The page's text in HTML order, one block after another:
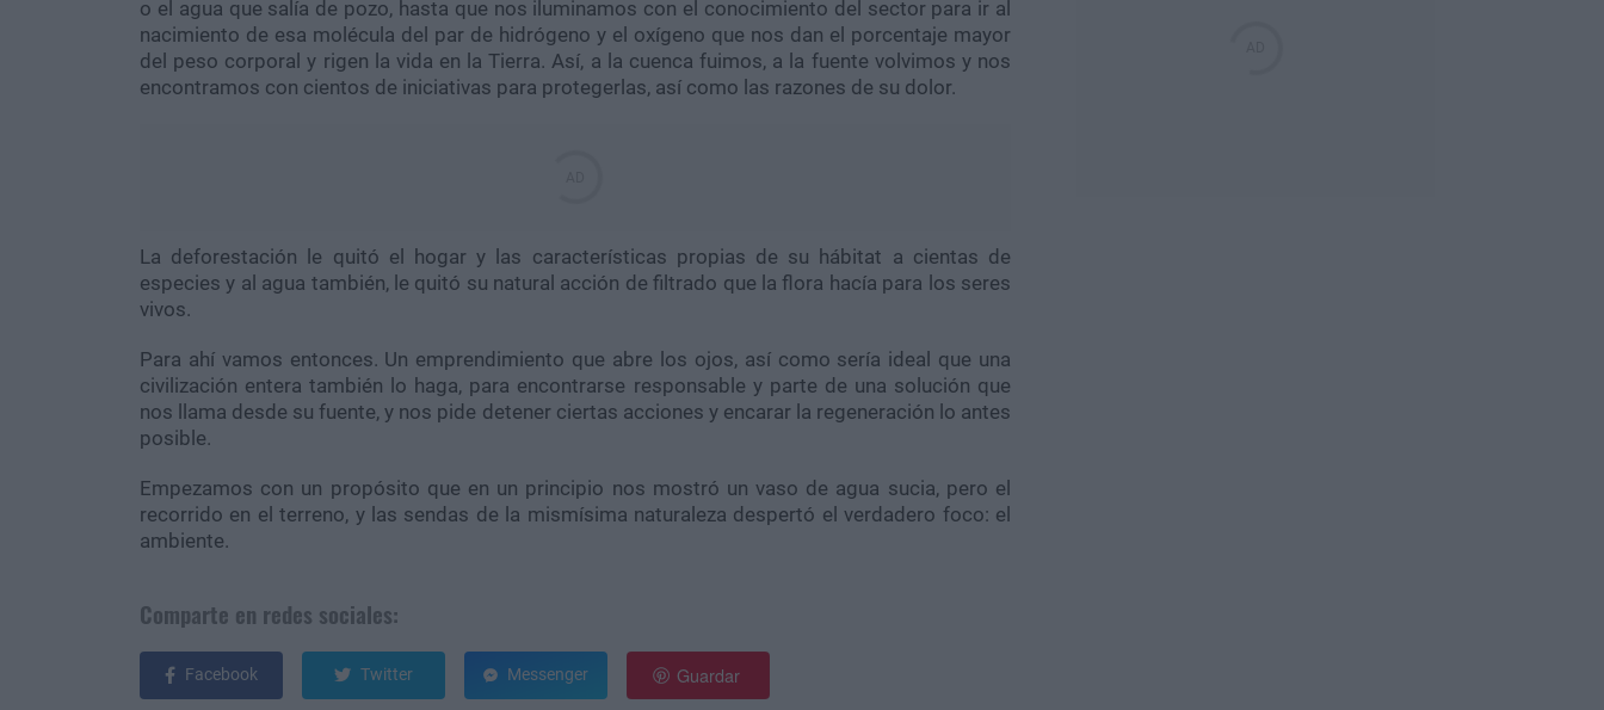
o el agua que salía de pozo, hasta que nos iluminamos con el conocimiento del sector para ir al
nacimiento de esa molécula del par de hidrógeno y el oxígeno que nos dan el porcentaje mayor
del peso corporal y rigen la vida en la Tierra. Así, a la cuenca fuimos, a la fuente volvimos y nos
encontramos con cientos de iniciativas para protegerlas, así como las razones de su dolor.
La deforestación le quitó el hogar y las características propias de su hábitat a cientas de
especies y al agua también, le quitó su natural acción de filtrado que la flora hacía para los seres
vivos.
Para ahí vamos entonces. Un emprendimiento que abre los ojos, así como sería ideal que una
civilización entera también lo haga, para encontrarse responsable y parte de una solución que
nos llama desde su fuente, y nos pide detener ciertas acciones y encarar la regeneración lo antes
posible.
Empezamos con un propósito que en un principio nos mostró un vaso de agua sucia, pero el
recorrido en el terreno, y las sendas de la mismísima naturaleza despertó el verdadero foco: el
ambiente.
Comparte en redes sociales:
Facebook Twitter Messenger Guardar